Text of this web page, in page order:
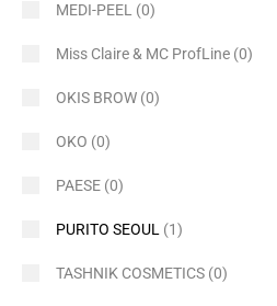
MEDI-PEEL (0)
Miss Claire & MC ProfLine (0)
OKIS BROW (0)
OKO (0)
PAESE (0)
PURITO SEOUL (1)
TASHNIK COSMETICS (0)